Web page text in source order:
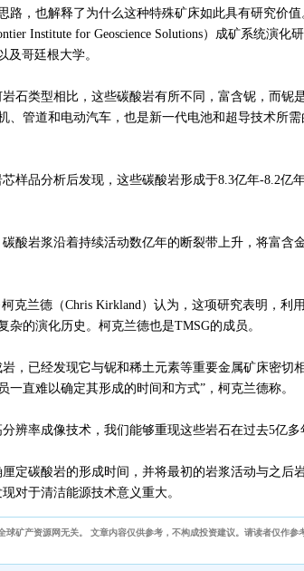
路，也解释了为什么这种特殊矿床如此具有研究价
Institute for Geoscience Solutions）成矿系统演化
及哥廷根大学。
石类型相比，这些碳酸岩有所不同，富含铌，而铌
、管道和电动汽车，也是新一代电池和超导技术所
样品分析后发现，这些碳酸岩形成于8.3亿年-8.2亿
酸岩浆沿着持续活动数亿年的断裂带上升，将富含
克兰德（Chris Kirkland）认为，这项研究表明，利
杂的演化历史。柯克兰德也是TMSG的成员。
，已经发现它与铌和稀土元素等重要金属矿床密切
一直难以确定其形成的时间和方式”，柯克兰德称。
辨率成像技术，我们能够重现这些岩石在过去5亿
定碳酸岩的形成时间，并将最初的岩浆活动与之后
对于清洁能源技术意义重大。
矿产资源网无关。 文章内容仅供参考，不构成投资建议。请读者仅作参